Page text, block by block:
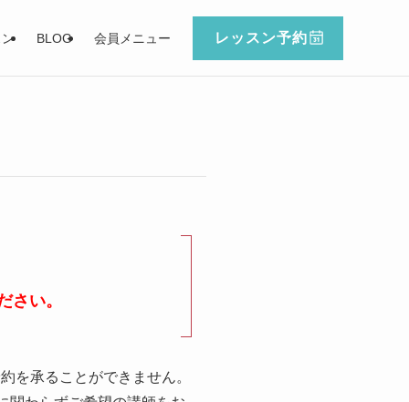
BLOG 会員メニュー レッスン予約
さい。
を承ることができません。